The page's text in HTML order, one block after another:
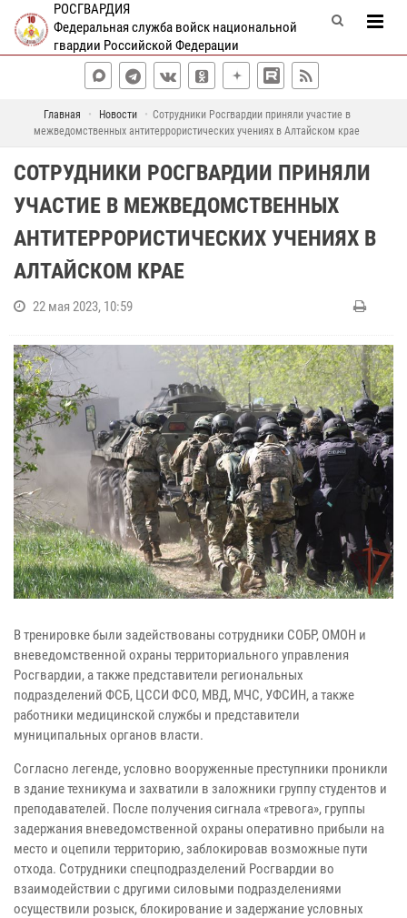
РОСГВАРДИЯ
Федеральная служба войск национальной
гвардии Российской Федерации
Главная Новости
Сотрудники Росгвардии приняли участие в
межведомственных антитеррористических учениях в Алтайском крае
СОТРУДНИКИ РОСГВАРДИИ ПРИНЯЛИ
УЧАСТИЕ В МЕЖВЕДОМСТВЕННЫХ
АНТИТЕРРОРИСТИЧЕСКИХ УЧЕНИЯХ В
АЛТАЙСКОМ КРАЕ
22 мая 2023, 10:59
В тренировке были задействованы сотрудники СОБР, ОМОН и
вневедомственной охраны территориального управления
Росгвардии, а также представители региональных
подразделений ФСБ, ЦССИ ФСО, МВД, МЧС, УФСИН, а также
работники медицинской службы и представители
муниципальных органов власти.
Согласно легенде, условно вооруженные преступники проникли
в здание техникума и захватили в заложники группу студентов и
преподавателей. После получения сигнала «тревога», группы
задержания вневедомственной охраны оперативно прибыли на
место и оцепили территорию, заблокировав возможные пути
отхода. Сотрудники спецподразделений Росгвардии во
взаимодействии с другими силовыми подразделениями
осуществили розыск, блокирование и задержание условных